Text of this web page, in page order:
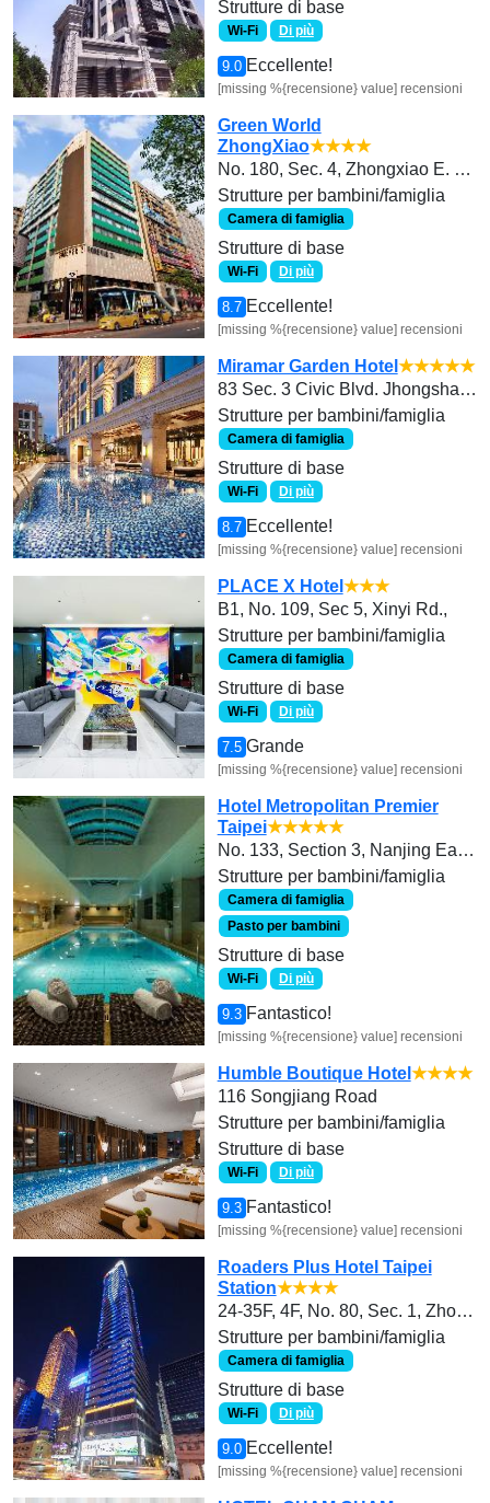
Strutture di base
Wi-Fi Di più
9.0 Eccellente!
[missing %{recensione} value] recensioni
Green World
ZhongXiao★★★★
No. 180, Sec. 4, Zhongxiao E. Rd.
Strutture per bambini/famiglia
Camera di famiglia
Strutture di base
Wi-Fi Di più
8.7 Eccellente!
[missing %{recensione} value] recensioni
Miramar Garden Hotel ★★★★★
83 Sec. 3 Civic Blvd. Jhongshan Distric
Strutture per bambini/famiglia
Camera di famiglia
Strutture di base
Wi-Fi Di più
8.7 Eccellente!
[missing %{recensione} value] recensioni
PLACE X Hotel ★★★
B1, No. 109, Sec 5, Xinyi Rd.,
Strutture per bambini/famiglia
Camera di famiglia
Strutture di base
Wi-Fi Di più
7.5 Grande
[missing %{recensione} value] recensioni
Hotel Metropolitan Premier
Taipei★★★★★
No. 133, Section 3, Nanjing East Road
Strutture per bambini/famiglia
Camera di famiglia
Pasto per bambini
Strutture di base
Wi-Fi Di più
9.3 Fantastico!
[missing %{recensione} value] recensioni
Humble Boutique Hotel ★★★★
116 Songjiang Road
Strutture per bambini/famiglia
Strutture di base
Wi-Fi Di più
9.3 Fantastico!
[missing %{recensione} value] recensioni
Roaders Plus Hotel Taipei
Station★★★★
24-35F, 4F, No. 80, Sec. 1, Zhongxiao W. Rd., Zhongzheng Dist., Taipei City 100, Taiwan(R.O.C.)
Strutture per bambini/famiglia
Camera di famiglia
Strutture di base
Wi-Fi Di più
9.0 Eccellente!
[missing %{recensione} value] recensioni